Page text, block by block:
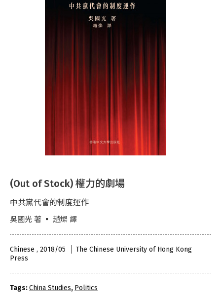
(Out of Stock) 權力的劇場
中共黨代會的制度運作
吳國光 著 ▪ 趙燦 譯
Chinese , 2018/05
The Chinese University of Hong Kong
Press
Tags:China Studies, Politics